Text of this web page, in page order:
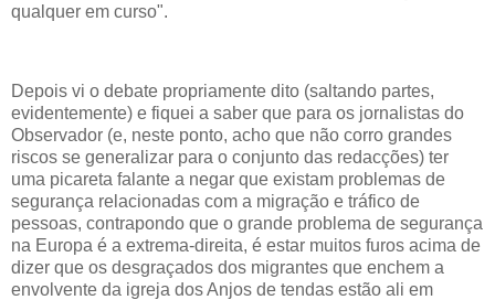
qualquer em curso".
Depois vi o debate propriamente dito (saltando partes,
evidentemente) e fiquei a saber que para os jornalistas do
Observador (e, neste ponto, acho que não corro grandes
riscos se generalizar para o conjunto das redacções) ter
uma picareta falante a negar que existam problemas de
segurança relacionadas com a migração e tráfico de
pessoas, contrapondo que o grande problema de segurança
na Europa é a extrema-direita, é estar muitos furos acima de
dizer que os desgraçados dos migrantes que enchem a
envolvente da igreja dos Anjos de tendas estão ali em